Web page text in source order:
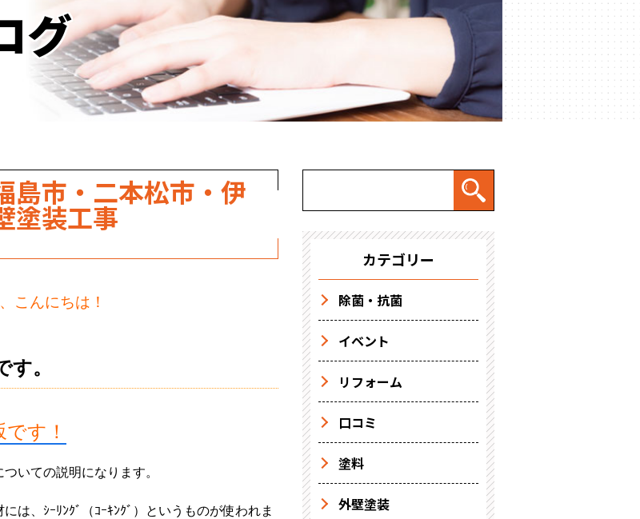
グ
市・二本松市・伊
塗装工事
こんにちは！
。
です！
いての説明になります。
は、ｼｰﾘﾝｸﾞ（ｺｰｷﾝｸﾞ）というものが使われま
カテゴリー
除菌・抗菌
イベント
リフォーム
口コミ
塗料
外壁塗装